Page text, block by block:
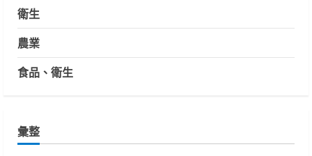
衛生
農業
食品、衛生
彙整